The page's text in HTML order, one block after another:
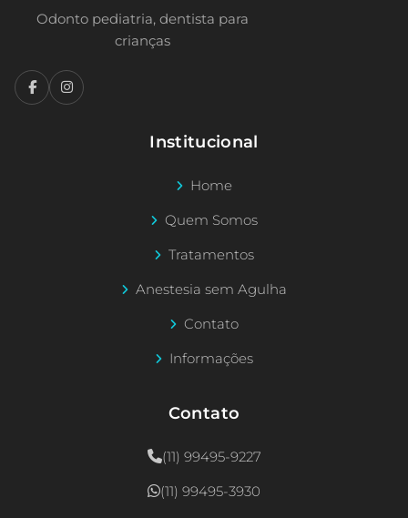
Odonto pediatria, dentista para
crianças
Institucional
Home
Quem Somos
Tratamentos
Anestesia sem Agulha
Contato
Informações
Contato
(11) 99495-9227
(11) 99495-3930